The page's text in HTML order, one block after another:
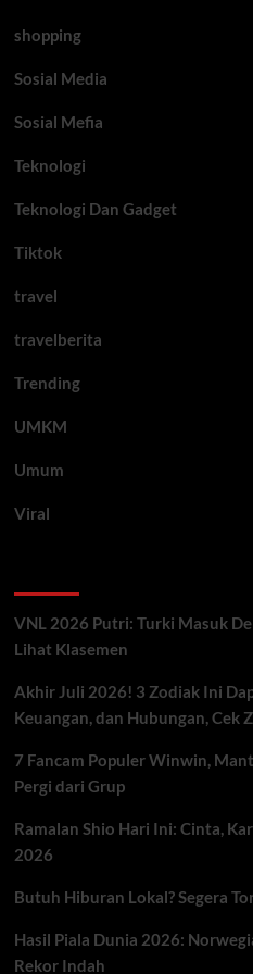
shopping
Sosial Media
Sosial Mefia
Teknologi
Teknologi Dan Gadget
Tiktok
travel
travelberita
Trending
UMKM
Umum
Viral
VNL 2026 Putri: Turki Masuk
Lihat Klasemen
Akhir Juli 2026! 3 Zodiak Ini
Keuangan, dan Hubungan, Cek
7 Fancam Populer Winwin,
Pergi dari Grup
Ramalan Shio Hari Ini: Cinta,
2026
Butuh Hiburan Lokal? Segera
Hasil Piala Dunia 2026:
Rekor Indah